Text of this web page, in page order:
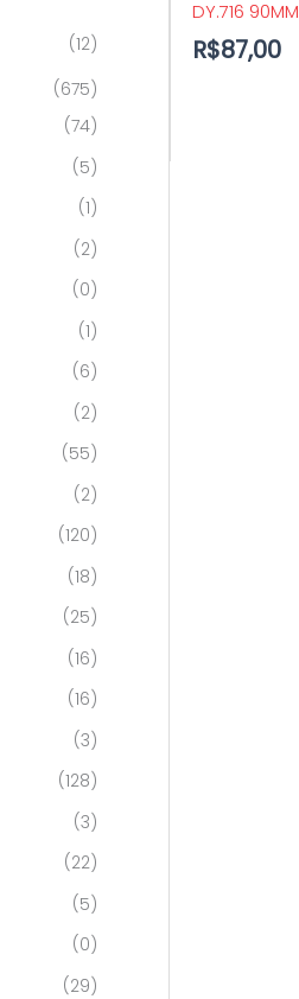
(12)
(675)
(74)
(5)
(1)
(2)
(0)
(1)
(6)
(2)
(55)
(2)
(120)
(18)
(25)
(16)
(16)
(3)
(128)
(3)
(22)
(5)
(0)
(29)
DY.716 90MM
R$87,00